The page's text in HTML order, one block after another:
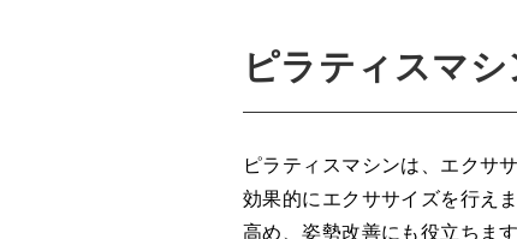
ピラティスマシ
ピラティスマシンは、エクサ
効果的にエクササイズを行え
高め、姿勢改善にも役立ちま